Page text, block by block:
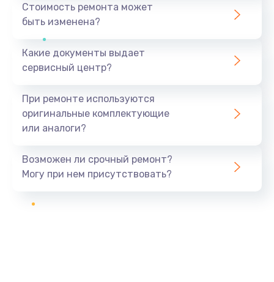
Стоимость ремонта может
быть изменена?
Какие документы выдает
сервисный центр?
При ремонте используются
оригинальные комплектующие
или аналоги?
Возможен ли срочный ремонт?
Могу при нем присутствовать?